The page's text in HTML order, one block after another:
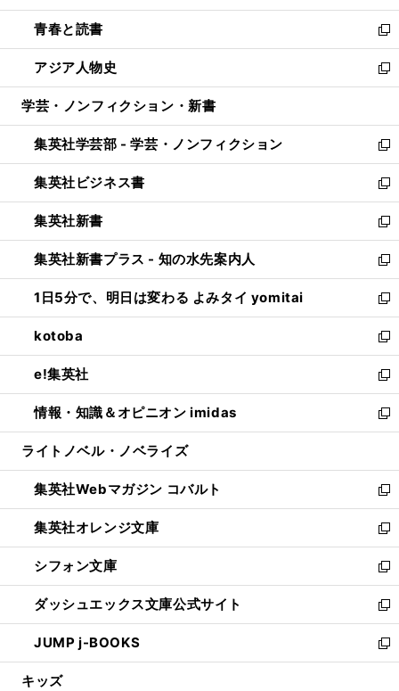
ウ
で
開
く
ン
ド
ウ
で
開
ウ
ィ
ン
ド
ウ
開
く
し
い
ウ
ィ
ン
ウ
で
開
く
青春と読書
新
し
い
ウ
ン
ド
ウ
で
開
く
アジア人物史
新
し
ウ
ィ
ン
ド
ウ
で
開
く
学芸・ノンフィクション・新書
集英社学芸部 - 学芸・ノンフィクション
新
し
い
ウ
ィ
ン
ド
ウ
で
開
く
集英社ビジネス書
新
し
い
ウ
ィ
ン
ド
ウ
で
開
く
集英社新書
新
し
い
ウ
ィ
ン
ド
ウ
で
開
く
集英社新書プラス - 知の水先案内人
新
し
い
ウ
ィ
ン
ド
ウ
で
開
1日5分で、明日は変わる よみタイ yomitai
新
し
い
ウ
ィ
ン
ド
ウ
開
く
kotoba
新
し
い
ウ
ィ
ン
ウ
で
開
く
e!集英社
新
し
い
ウ
ン
ド
ウ
で
開
く
情報・知識＆オピニオン imidas
新
し
ウ
ィ
ン
ド
ウ
で
開
く
ライトノベル・ノベライズ
集英社Webマガジン コバルト
新
し
い
ウ
ィ
ン
ド
ウ
で
開
集英社オレンジ文庫
新
し
い
ウ
ィ
ン
ド
ウ
シフォン文庫
新
し
い
ウ
ィ
ン
ダッシュエックス文庫公式サイト
新
し
い
ウ
JUMP j-BOOKS
新
し
キッズ